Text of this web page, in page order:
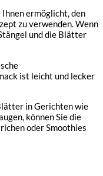
ermöglicht, den
zu verwenden. Wenn
und die Blätter
ist leicht und lecker
in Gerichten wie
können Sie die
oder Smoothies